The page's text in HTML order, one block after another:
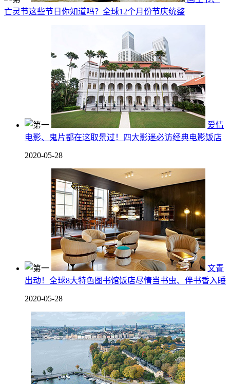
亡灵节这些节日你知道吗？全球12个月份节庆统整
爱情
电影、鬼片都在这取景过！四大影迷必访经典电影饭店
2020-05-28
文青
出动！全球8大特色图书馆饭店尽情当书虫、伴书香入睡
2020-05-28